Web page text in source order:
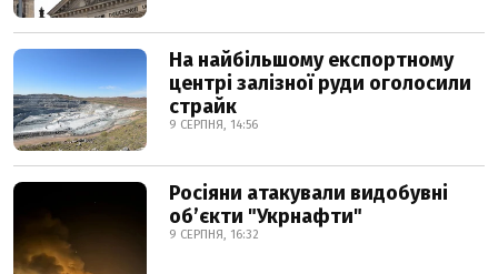
На найбільшому експортному
центрі залізної руди оголосили
страйк
9 СЕРПНЯ, 14:56
Росіяни атакували видобувні
обʼєкти "Укрнафти"
9 СЕРПНЯ, 16:32